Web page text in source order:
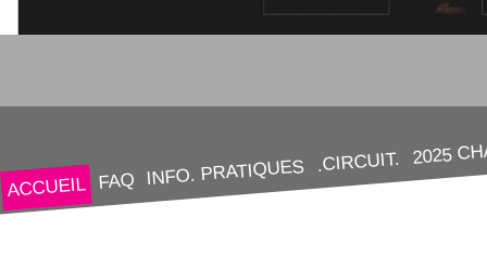
ACCUEIL FAQ INFO. PRATIQUES .CIRCUIT. 2025